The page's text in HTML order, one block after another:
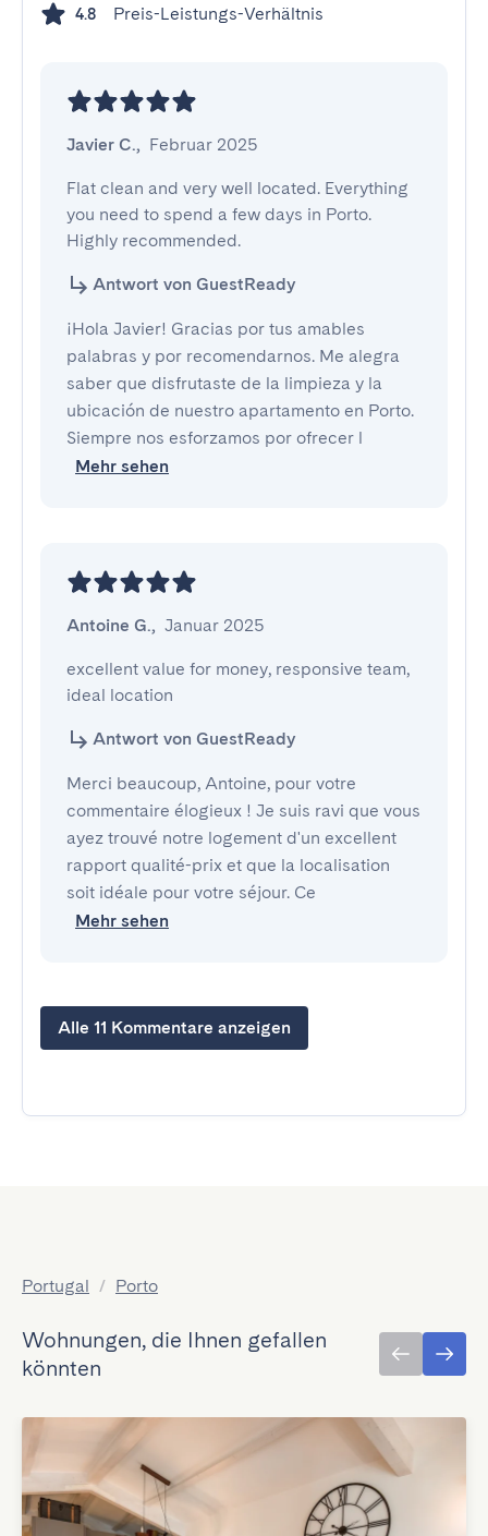
4.8 Preis-Leistungs-Verhältnis
Javier C., Februar 2025
Flat clean and very well located. Everything
you need to spend a few days in Porto.
Highly recommended.
Antwort von GuestReady
¡Hola Javier! Gracias por tus amables
palabras y por recomendarnos. Me alegra
saber que disfrutaste de la limpieza y la
ubicación de nuestro apartamento en Porto.
Siempre nos esforzamos por ofrecer l
Mehr sehen
Antoine G., Januar 2025
excellent value for money, responsive team,
ideal location
Antwort von GuestReady
Merci beaucoup, Antoine, pour votre
commentaire élogieux ! Je suis ravi que vous
ayez trouvé notre logement d'un excellent
rapport qualité-prix et que la localisation
soit idéale pour votre séjour. Ce
Mehr sehen
Alle 11 Kommentare anzeigen
Portugal / Porto
Wohnungen, die Ihnen gefallen
könnten